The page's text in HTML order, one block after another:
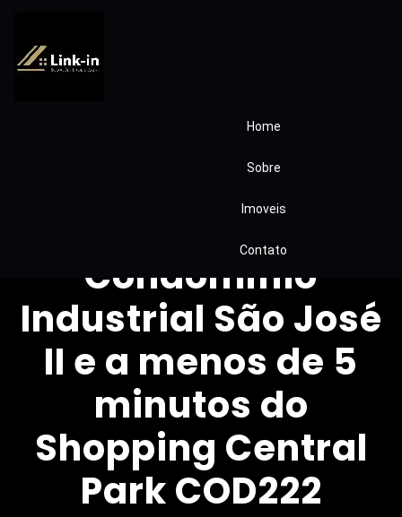
Home
Sobre
Imoveis
Contato
Casa térrea
condomínio
localizado proximo
Condomínio
Industrial São José
II e a menos de 5
minutos do
Shopping Central
Park COD222